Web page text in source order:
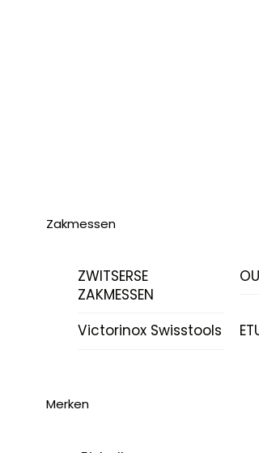
Zakmessen
ZWITSERSE
ZAKMESSEN
Victorinox Swisstools
Merken